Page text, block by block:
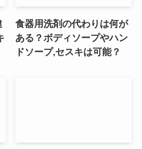
食器用洗剤の代わりは何が
ある？ボディソープやハン
ドソープ,セスキは可能？